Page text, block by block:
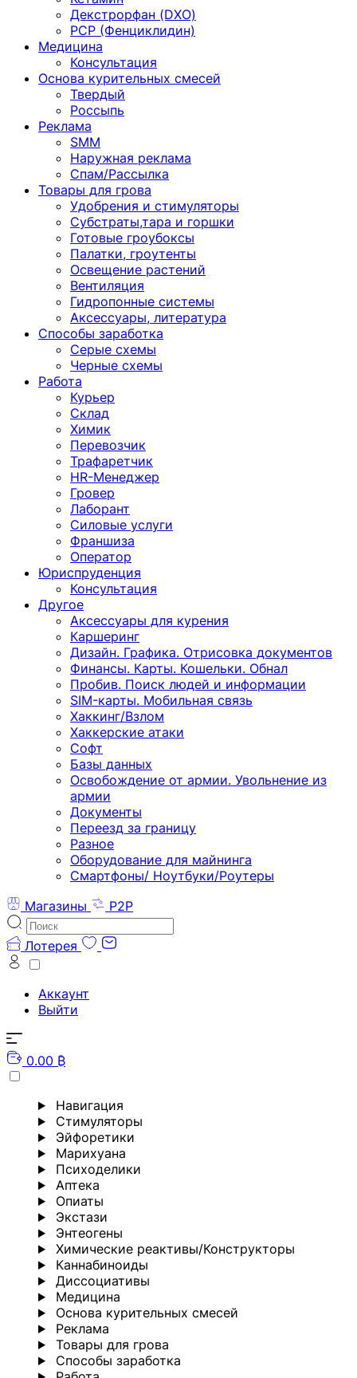
Декстрорфан (DXO)
PCP (Фенциклидин)
Медицина
Консультация
Основа курительных смесей
Твердый
Россыпь
Реклама
SMM
Наружная реклама
Спам/Рассылка
Товары для грова
Удобрения и стимуляторы
Субстраты,тара и горшки
Готовые гроубоксы
Палатки, гроутенты
Освещение растений
Вентиляция
Гидропонные системы
Аксессуары, литература
Способы заработка
Серые схемы
Черные схемы
Работа
Курьер
Склад
Химик
Перевозчик
Трафаретчик
HR-Менеджер
Гровер
Лаборант
Силовые услуги
Франшиза
Оператор
Юриспруденция
Консультация
Другoе
Аксессуары для курения
Каршеринг
Дизайн. Графика. Отрисовка документов
Финансы. Карты. Кошельки. Обнал
Пробив. Поиск людей и информации
SIM-карты. Мобильная связь
Хаккинг/Взлом
Хаккерские атаки
Софт
Базы данных
Освобождение от армии. Увольнение из
армии
Документы
Переезд за границу
Разное
Оборудование для майнинга
Смартфоны/ Ноутбуки/Роутеры
Магазины
P2P
Лотерея
Аккаунт
Выйти
0.00 ₿
Навигация
Стимуляторы
Эйфоретики
Марихуана
Психоделики
Аптека
Опиаты
Экстази
Энтеогены
Химические реактивы/Конструкторы
Каннабиноиды
Диссоциативы
Медицина
Основа курительных смесей
Реклама
Товары для грова
Способы заработка